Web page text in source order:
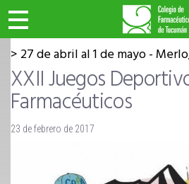
Etiquetados: "merlo2017"
DEPORTE CULTURA Y RECREACIÓN
27 de abril al 1 de mayo -
XXII Juegos
Farmacéuticos
23 de febrero de 2017